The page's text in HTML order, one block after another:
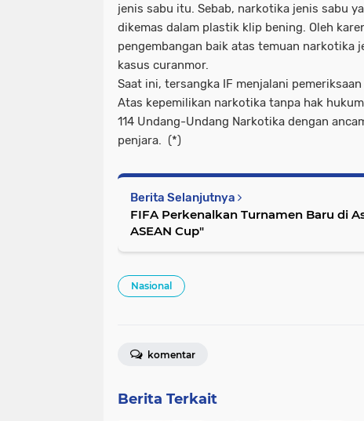
jenis sabu itu. Sebab, narkotika jenis sabu
dikemas dalam plastik klip bening. Oleh
pengembangan baik atas temuan narkotika
kasus curanmor.
Saat ini, tersangka IF menjalani
Atas kepemilikan narkotika tanpa hak
114 Undang-Undang Narkotika dengan
penjara. (*)
Berita Selanjutnya
FIFA Perkenalkan Turnamen Baru di Asia
ASEAN Cup"
Nasional
komentar
Berita Terkait